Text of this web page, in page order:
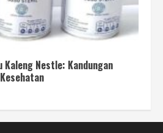
Kaleng Nestle: Kandungan